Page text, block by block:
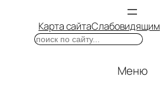
Карта сайтаСлабовидящим
Поиск
Меню